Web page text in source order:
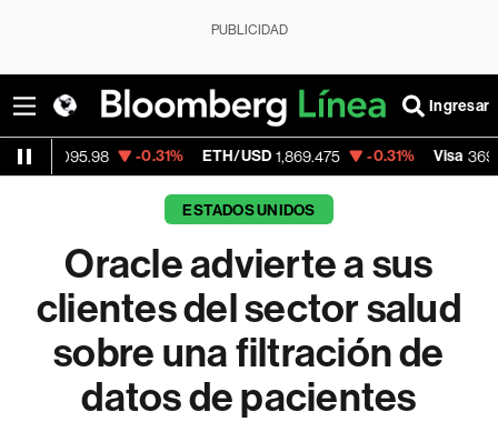
PUBLICIDAD
Ingresar
-0.31% ETH/USD 1,869.475 -0.31% Visa 369.59
ESTADOS UNIDOS
Oracle advierte a sus
clientes del sector salud
sobre una filtración de
datos de pacientes